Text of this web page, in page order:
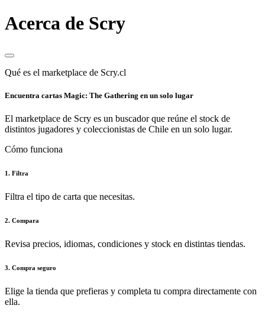
Acerca de Scry
Qué es el marketplace de Scry.cl
Encuentra cartas Magic: The Gathering en un solo lugar
El marketplace de Scry es un buscador que reúne el stock de
distintos jugadores y coleccionistas de Chile en un solo lugar.
Cómo funciona
1. Filtra
Filtra el tipo de carta que necesitas.
2. Compara
Revisa precios, idiomas, condiciones y stock en distintas tiendas.
3. Compra seguro
Elige la tienda que prefieras y completa tu compra directamente con
ella.